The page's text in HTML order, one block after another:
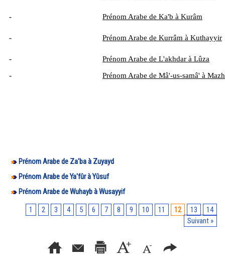
- Prénom Arabe de Ka'b à Kurâm
- Prénom Arabe de Kurrâm à Kuthayyir
- Prénom Arabe de L'akhdar à Lûza
- Prénom Arabe de Mâ'-us-samâ' à
Prénom Arabe de Za'ba à Zuyayd
Prénom Arabe de Ya'fûr à Yûsuf
Prénom Arabe de Wuhayb à Wusayyif
1
2 3 4 5 6 7 8 9 10 11 12 13
14
Suivant »